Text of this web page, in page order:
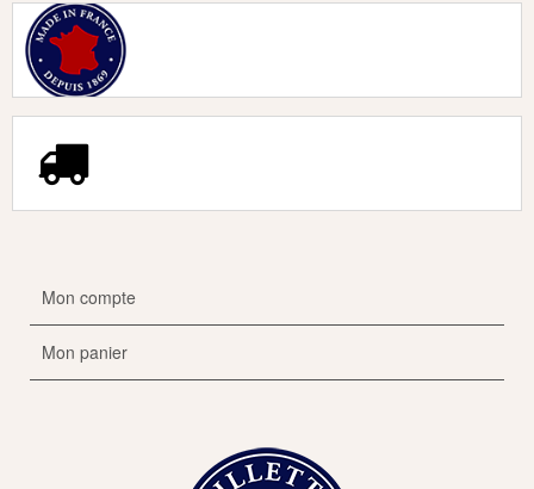
Mon compte
Mon panier